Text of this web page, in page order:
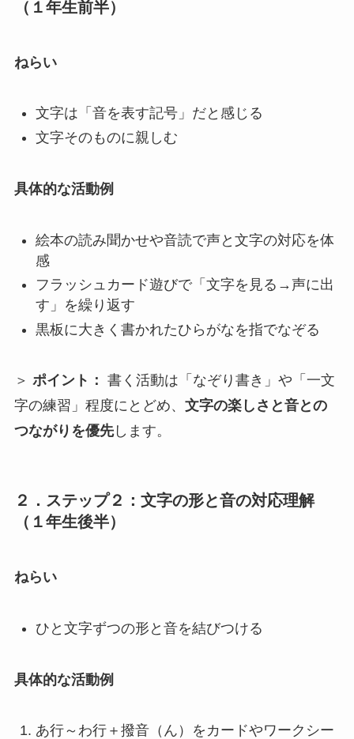
（１年生前半）
ねらい
文字は「音を表す記号」だと感じる
文字そのものに親しむ
具体的な活動例
絵本の読み聞かせや音読で声と文字の対応を体
感
フラッシュカード遊びで「文字を見る→声に出
す」を繰り返す
黒板に大きく書かれたひらがなを指でなぞる
＞ ポイント： 書く活動は「なぞり書き」や「一文
字の練習」程度にとどめ、 文字の楽しさと音との
つながりを優先します。
２．ステップ２：文字の形と音の対応理解
（１年生後半）
ねらい
ひと文字ずつの形と音を結びつける
具体的な活動例
あ行～わ行＋撥音（ん）をカードやワークシー